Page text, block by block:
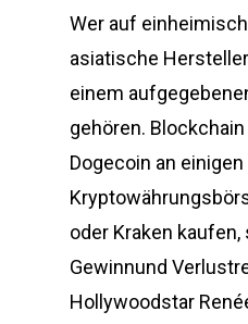
Wer auf
asiatische
einem
gehören.
Dogecoin an einigen
oder Kraken kaufen,
Gewinnund
Hollywoodstar